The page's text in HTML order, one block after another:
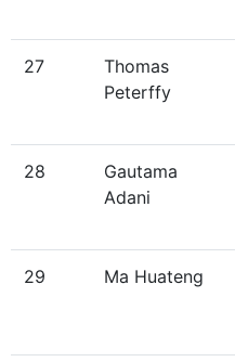
27
Thomas
Peterffy
28
Gautama
Adani
29 Ma Huateng